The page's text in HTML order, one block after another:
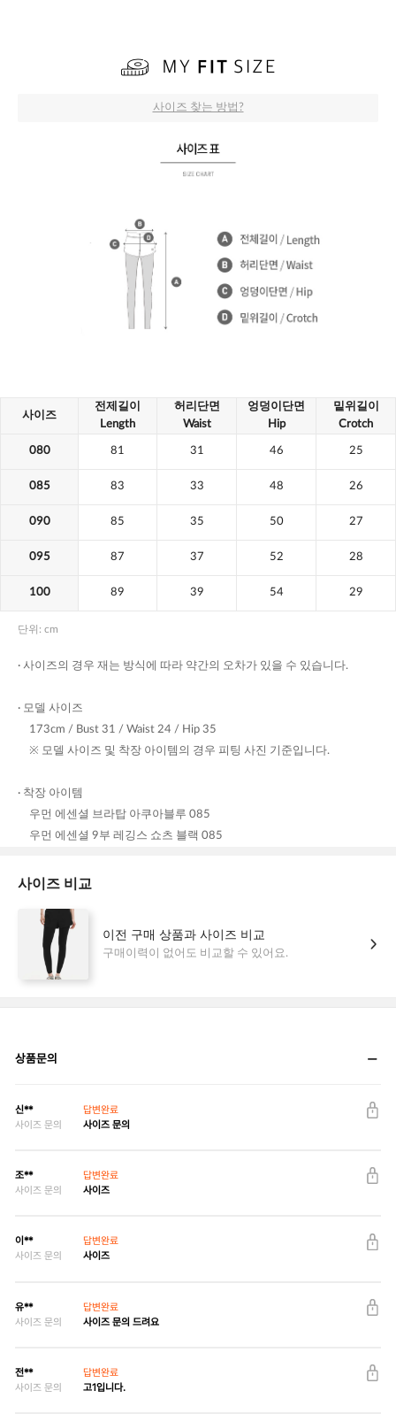
상품문의
신**
답변완료
사이즈 문의
사이즈 문의
조**
답변완료
사이즈 문의
사이즈
이**
답변완료
사이즈 문의
사이즈
유**
답변완료
사이즈 문의
사이즈 문의 드려요
전**
답변완료
사이즈 문의
고1입니다.